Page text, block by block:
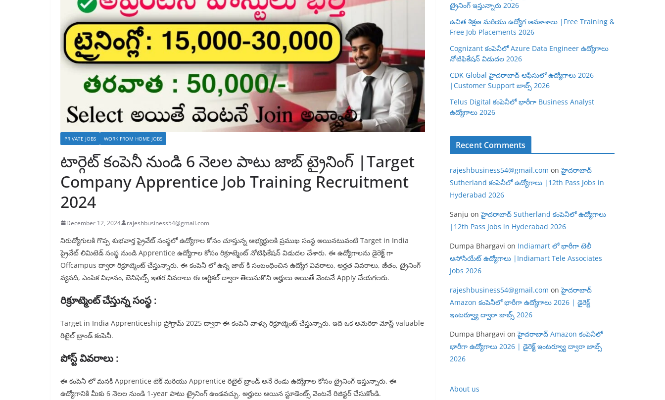
PRIVATE JOBS WORK FROM HOME JOBS
టార్గెట్ కంపెనీ నుండి 6 నెలల పాటు జాబ్ ట్రైనింగ్ |Target
Company Apprentice Job Training Recruitment
2024
December 12, 2024 rajeshbusiness54@gmail.com
నిరుద్యోగులకి గొప్ప శుభవార్త ప్రైవేట్ సంస్థలో ఉద్యోగాల కోసం చూస్తున్న అభ్యర్థులకి ప్రముఖ సంస్థ అయినటువంటి Target in India
ప్రైవేట్ లిమిటెడ్ సంస్థ నుండి Apprentice ఉద్యోగాల కోసం రిక్రూట్మెంట్ నోటిఫికేషన్ విడుదల చేశారు. ఈ ఉద్యోగాలను డైరెక్ట్ గా
Offcampus ద్వారా రిక్రూట్మెంట్ చేస్తున్నారు. ఈ కంపెనీ లో ఉన్న జాబ్ కి సంబంధించిన ఉద్యోగ వివరాలు, అర్హత వివరాలు, జీతం, ట్రైనింగ్
వ్యవది, ఎంపిక విధానం, బెనిఫిట్స్ ఇతర వివరాలు ఈ ఆర్టికల్ ద్వారా తెలుసుకొని అర్హులు అయితే వెంటనే Apply చేయగలరు.
రిక్రూట్మెంట్ చేస్తున్న సంస్థ :
Target in India Apprenticeship ప్రోగ్రామ్ 2025 ద్వారా ఈ కంపెనీ వాళ్ళు రిక్రూట్మెంట్ చేస్తున్నారు. ఇది ఒక అమెరికా మోస్ట్ valuable
రిటైల్ బ్రాండ్ కంపెనీ.
పోస్ట్ వివరాలు :
ఈ కంపెనీ లో మనకి Apprentice టెక్ మరియు Apprentice రిటైల్ బ్రాండ్ అనే రెండు ఉద్యోగాల కోసం ట్రైనింగ్ ఇస్తున్నారు. ఈ
ఉద్యోగానికి మీకు 6 నెలల నుండి 1-year పాటు ట్రైనింగ్ ఉండవచ్చు. అర్హులు అయిన స్టూడెంట్స్ వెంటనే రిజిస్టర్ చేసుకోండి.
ట్రైనింగ్ ఇస్తున్నారు 2026
ఉచిత శిక్షణ మరియు ఉద్యోగ అవకాశాలు |Free Training &
Free Job Placements 2026
Cognizant కంపెనీలో Azure Data Engineer ఉద్యోగాలు
నోటిఫికేషన్ విడుదల 2026
CDK Global హైదరాబాద్ ఆఫీసులో ఉద్యోగాలు 2026
|Customer Support జాబ్స్ 2026
Telus Digital కంపెనీలో భారీగా Business Analyst
ఉద్యోగాలు 2026
Recent Comments
rajeshbusiness54@gmail.com onహైదరాబాద్
Sutherland కంపెనీలో ఉద్యోగాలు |12th Pass Jobs in
Hyderabad 2026
Sanju onహైదరాబాద్ Sutherland కంపెనీలో ఉద్యోగాలు
|12th Pass Jobs in Hyderabad 2026
Dumpa Bhargavi on Indiamart లో భారీగా టెలీ
అసోసియేట్ ఉద్యోగాలు |Indiamart Tele Associates
Jobs 2026
rajeshbusiness54@gmail.com onహైదరాబాద్
Amazon కంపెనీలో భారీగా ఉద్యోగాలు 2026 | డైరెక్ట్
ఇంటర్వ్యూ ద్వారా జాబ్స్ 2026
Dumpa Bhargavi onహైదరాబాద్ Amazon కంపెనీలో
భారీగా ఉద్యోగాలు 2026 | డైరెక్ట్ ఇంటర్వ్యూ ద్వారా జాబ్స్
2026
About us